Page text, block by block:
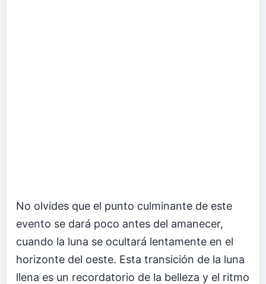
No olvides que el punto culminante de este
evento se dará poco antes del amanecer,
cuando la luna se ocultará lentamente en el
horizonte del oeste. Esta transición de la luna
llena es un recordatorio de la belleza y el ritmo